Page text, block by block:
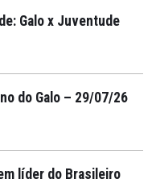
Galo x Juventude
do Galo – 29/07/26
líder do Brasileiro